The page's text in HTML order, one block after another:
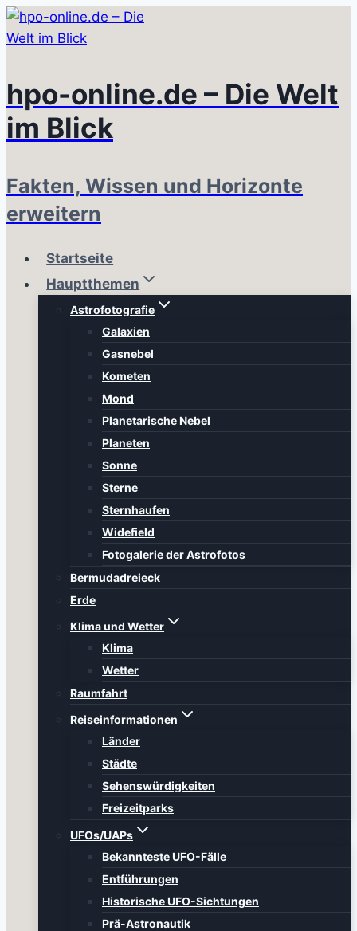
Zum
Inhalt
hpo-online.de – Die Welt
im Blick
Fakten, Wissen und Horizonte
erweitern
Startseite
Hauptthemen
Astrofotografie
Galaxien
Gasnebel
Kometen
Mond
Planetarische Nebel
Planeten
Sonne
Sterne
Sternhaufen
Widefield
Fotogalerie der Astrofotos
Bermudadreieck
Erde
Klima und Wetter
Klima
Wetter
Raumfahrt
Reiseinformationen
Länder
Städte
Sehenswürdigkeiten
Freizeitparks
UFOs/UAPs
Bekannteste UFO-Fälle
Entführungen
Historische UFO-Sichtungen
Prä-Astronautik